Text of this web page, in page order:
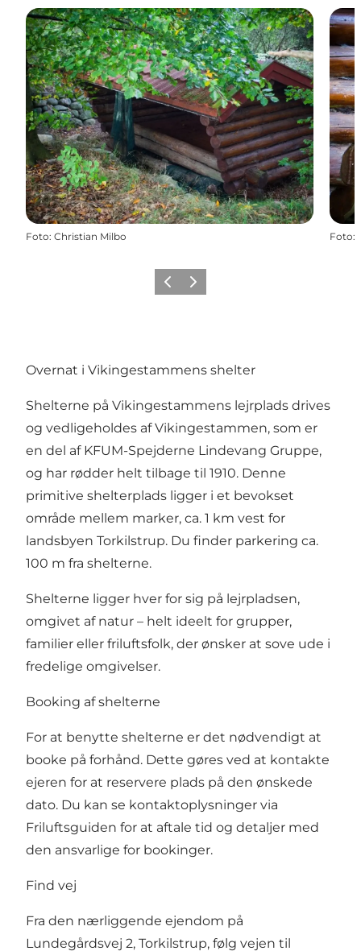
Foto: Christian Milbo Foto:
ForrigeNæste
Overnat i Vikingestammens shelter
Shelterne på Vikingestammens lejrplads drives
og vedligeholdes af Vikingestammen, som er
en del af KFUM-Spejderne Lindevang Gruppe,
og har rødder helt tilbage til 1910. Denne
primitive shelterplads ligger i et bevokset
område mellem marker, ca. 1 km vest for
landsbyen Torkilstrup. Du finder parkering ca.
100 m fra shelterne.
Shelterne ligger hver for sig på lejrpladsen,
omgivet af natur – helt ideelt for grupper,
familier eller friluftsfolk, der ønsker at sove ude i
fredelige omgivelser.
Booking af shelterne
For at benytte shelterne er det nødvendigt at
booke på forhånd. Dette gøres ved at kontakte
ejeren for at reservere plads på den ønskede
dato. Du kan se kontaktoplysninger via
Friluftsguiden for at aftale tid og detaljer med
den ansvarlige for bookinger.
Find vej
Fra den nærliggende ejendom på
Lundegårdsvej 2, Torkilstrup, følg vejen til